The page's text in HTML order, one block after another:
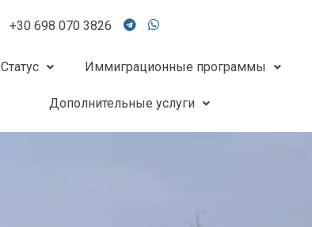
+30 698 070 3826
Статус Иммиграционные программы
Дополнительные услуги